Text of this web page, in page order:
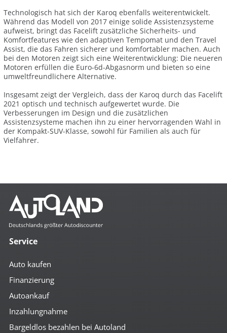
Technologisch hat sich der Karoq ebenfalls weiterentwickelt.
Während das Modell von 2017 einige solide Assistenzsysteme
aufweist, bringt das Facelift zusätzliche Sicherheits- und
Komfortfeatures wie den adaptiven Tempomat und den Travel
Assist, die das Fahren sicherer und komfortabler machen. Auch
bei den Motoren zeigt sich eine Weiterentwicklung: Die neueren
Motoren erfüllen die Euro-6d-Abgasnorm und bieten so eine
umweltfreundlichere Alternative.
Insgesamt zeigt der Vergleich, dass der Karoq durch das Facelift
2021 optisch und technisch aufgewertet wurde. Die
Verbesserungen im Design und die zusätzlichen
Assistenzsysteme machen ihn zu einer hervorragenden Wahl in
der Kompakt-SUV-Klasse, sowohl für Familien als auch für
Vielfahrer.
Service
Auto kaufen
Finanzierung
Autoankauf
Inzahlungnahme
Bargeldlos bezahlen bei Autoland